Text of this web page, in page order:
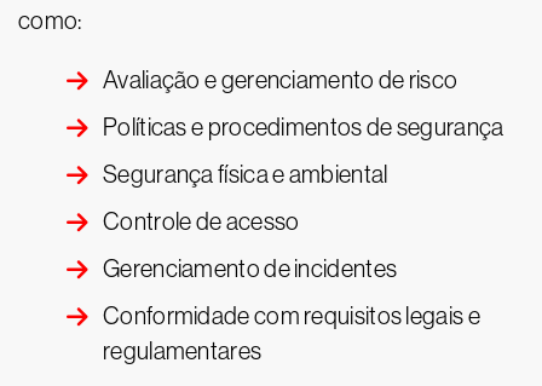
como:
Avaliação e gerenciamento de risco
Políticas e procedimentos de segurança
Segurança física e ambiental
Controle de acesso
Gerenciamento de incidentes
Conformidade com requisitos legais e
regulamentares